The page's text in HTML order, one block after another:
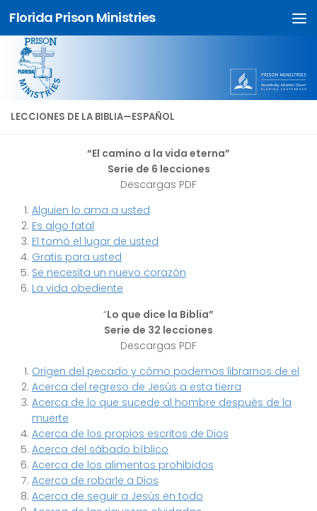
Skip to content
Florida Prison Ministries
LECCIONES DE LA BIBLIA—ESPAÑOL
“El camino a la vida eterna”
Serie de 6 lecciones
Descargas PDF
Alguien lo ama a usted
Es algo fatal
El tomó el lugar de usted
Gratis para usted
Se necesita un nuevo corazón
La vida obediente
“Lo que dice la Biblia”
Serie de 32 lecciones
Descargas PDF
Origen del pecado y cómo podemos librarnos de el
Acerca del regreso de Jesús a esta tierra
Acerca de lo que sucede al hombre después de la
muerte
Acerca de los propios escritos de Dios
Acerca del sábado bíblico
Acerca de los alimentos prohibidos
Acerca de robarle a Dios
Acerca de seguir a Jesús en todo